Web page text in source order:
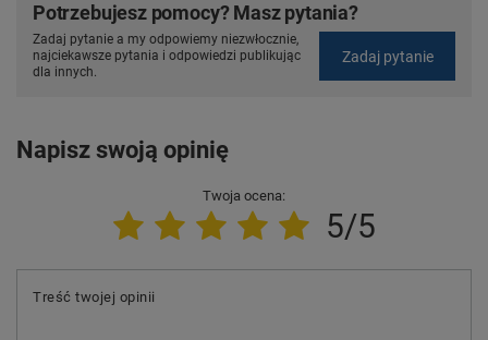
Potrzebujesz pomocy? Masz pytania?
Zadaj pytanie a my odpowiemy niezwłocznie,
najciekawsze pytania i odpowiedzi publikując
dla innych.
Zadaj pytanie
Napisz swoją opinię
Twoja ocena:
5/5
Treść twojej opinii